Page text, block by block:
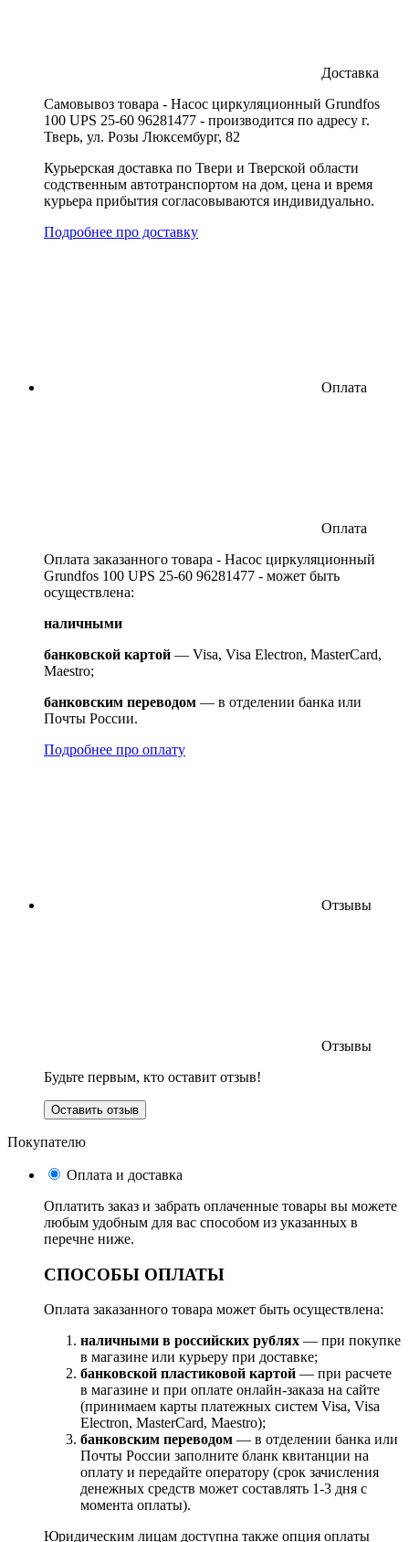
Доставка
Cамовывоз товара - Насос циркуляционный Grundfos
100 UPS 25-60 96281477 - производится по адресу г.
Тверь, ул. Розы Люксембург, 82
Курьерская доставка по Твери и Тверской области
содственным автотранспортом на дом, цена и время
курьера прибытия согласовываются индивидуально.
Подробнее про доставку
Оплата
Оплата
Оплата заказанного товара - Насос циркуляционный
Grundfos 100 UPS 25-60 96281477 - может быть
осуществлена:
наличными
банковской картой — Visa, Visa Electron, MasterCard,
Maestro;
банковским переводом — в отделении банка или
Почты России.
Подробнее про оплату
Отзывы
Отзывы
Будьте первым, кто оставит отзыв!
Оставить отзыв
Покупателю
Оплата и доставка
Оплатить заказ и забрать оплаченные товары вы можете
любым удобным для вас способом из указанных в
перечне ниже.
СПОСОБЫ ОПЛАТЫ
Оплата заказанного товара может быть осуществлена:
наличными в российских рублях — при покупке
в магазине или курьеру при доставке;
банковской пластиковой картой — при расчете
в магазине и при оплате онлайн-заказа на сайте
(принимаем карты платежных систем Visa, Visa
Electron, MasterCard, Maestro);
банковским переводом — в отделении банка или
Почты России заполните бланк квитанции на
оплату и передайте оператору (срок зачисления
денежных средств может составлять 1-3 дня с
момента оплаты).
Юридическим лицам доступна также опция оплаты